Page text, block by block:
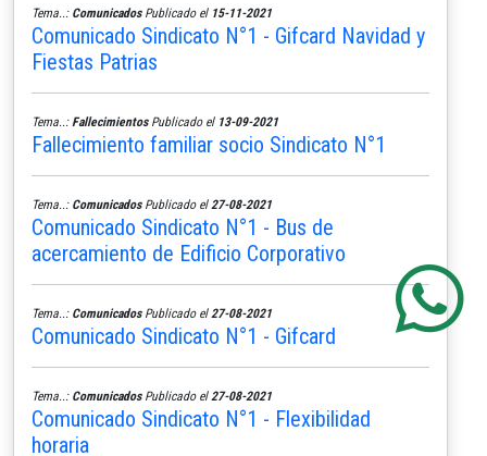
Tema..: ComunicadosPublicado el 15-11-2021
Comunicado Sindicato N°1 - Gifcard Navidad y
Fiestas Patrias
Tema..: FallecimientosPublicado el 13-09-2021
Fallecimiento familiar socio Sindicato N°1
Tema..: ComunicadosPublicado el 27-08-2021
Comunicado Sindicato N°1 - Bus de
acercamiento de Edificio Corporativo
Tema..: ComunicadosPublicado el 27-08-2021
Comunicado Sindicato N°1 - Gifcard
Tema..: ComunicadosPublicado el 27-08-2021
Comunicado Sindicato N°1 - Flexibilidad
horaria